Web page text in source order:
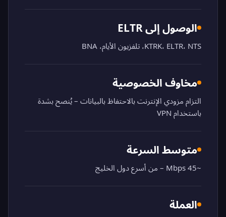
الوصول إلى ELTR
KTRK، ELTR، NTS، تلفزيون الأيام، BNA
مخاوف الخصوصية
التزام مزودي الإنترنت بالاحتفاظ بالبيانات – يُنصح بشدة
باستخدام VPN
متوسط السرعة
~45 Mbps – من أسرع دول الخليج
العملة